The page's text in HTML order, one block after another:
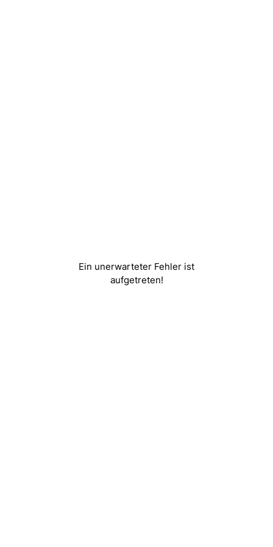
Ein unerwarteter Fehler ist
aufgetreten!